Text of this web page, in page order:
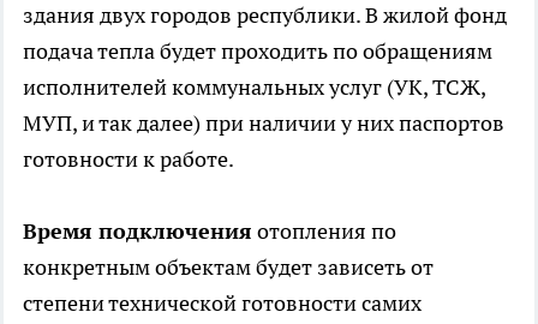
здания двух городов республики. В жилой фонд
подача тепла будет проходить по обращениям
исполнителей коммунальных услуг (УК, ТСЖ,
МУП, и так далее) при наличии у них паспортов
готовности к работе.
Время подключения отопления по
конкретным объектам будет зависеть от
степени технической готовности самих